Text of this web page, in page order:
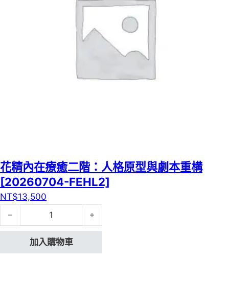
花精內在療癒二階：人格原型與劇本重構
[20260704-FEHL2]
NT$13,500
花精內在療癒二階：人格原型與劇本重構[20260704-
加入購物車